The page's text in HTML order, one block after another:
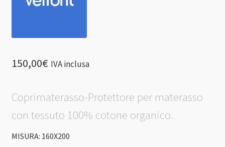
150,00€ IVA inclusa
Coprimaterasso-Protettore per materasso
con tessuto 100% cotone organico.
MISURA: 160X200